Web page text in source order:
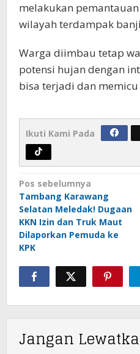
melakukan
wilayah terdampak
Warga diimbau tetap
potensi hujan dengan
bisa terjadi dan
Ikuti Kami Pada
Navigasi
pos
Pos sebelumnya
Tambang Karawang
Selatan Meledak! Dugaan
KKN Izin dan Truk Maut
Dilaporkan Pemuda ke
KPK
Jangan